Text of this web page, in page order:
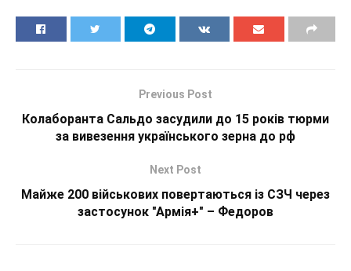
Previous Post
Колаборанта Сальдо засудили до 15 років тюрми
за вивезення українського зерна до рф
Next Post
Майже 200 військових повертаються із СЗЧ через
застосунок "Армія+" – Федоров